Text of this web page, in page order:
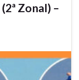
Zonal) –